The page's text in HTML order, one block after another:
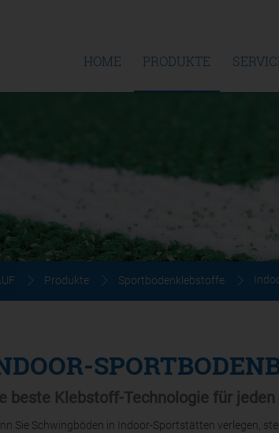
HOME PRODUKTE
Produkte Sportbodenklebstoffe
beste Klebstoff-Technologie für
Sie Schwingböden in Indoor-Sportstätten verlegen,